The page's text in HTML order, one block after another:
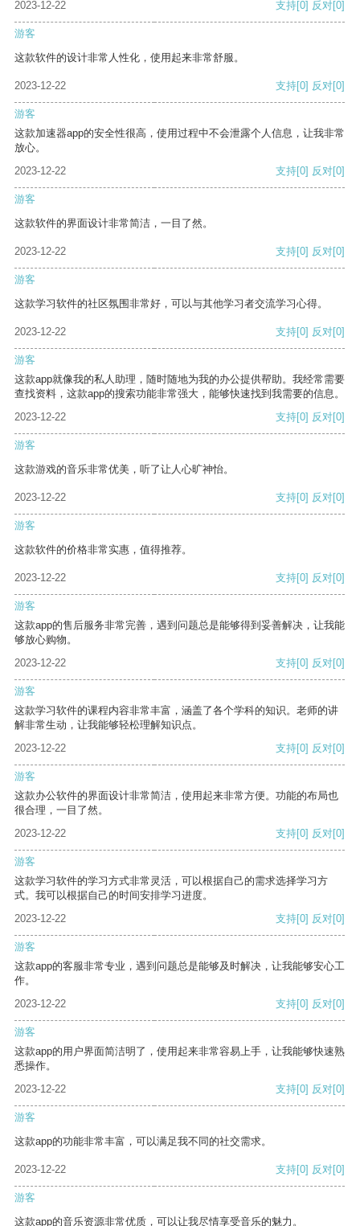
2023-12-22 支持[0] 反对[0]
游客
这款软件的设计非常人性化，使用起来非常舒服。
2023-12-22 支持[0] 反对[0]
游客
这款加速器app的安全性很高，使用过程中不会泄露个人信息，让我非常
放心。
2023-12-22
支持[0] 反对[0]
游客
这款软件的界面设计非常简洁，一目了然。
2023-12-22 支持[0] 反对[0]
游客
这款学习软件的社区氛围非常好，可以与其他学习者交流学习心得。
2023-12-22 支持[0] 反对[0]
游客
这款app就像我的私人助理，随时随地为我的办公提供帮助。我经常需要
查找资料，这款app的搜索功能非常强大，能够快速找到我需要的信息。
2023-12-22
支持[0] 反对[0]
游客
这款游戏的音乐非常优美，听了让人心旷神怡。
2023-12-22 支持[0] 反对[0]
游客
这款软件的价格非常实惠，值得推荐。
2023-12-22 支持[0] 反对[0]
游客
这款app的售后服务非常完善，遇到问题总是能够得到妥善解决，让我能
够放心购物。
2023-12-22
支持[0] 反对[0]
游客
这款学习软件的课程内容非常丰富，涵盖了各个学科的知识。老师的讲
解非常生动，让我能够轻松理解知识点。
2023-12-22
支持[0] 反对[0]
游客
这款办公软件的界面设计非常简洁，使用起来非常方便。功能的布局也
很合理，一目了然。
2023-12-22
支持[0] 反对[0]
游客
这款学习软件的学习方式非常灵活，可以根据自己的需求选择学习方
式。我可以根据自己的时间安排学习进度。
2023-12-22
支持[0] 反对[0]
游客
这款app的客服非常专业，遇到问题总是能够及时解决，让我能够安心工
作。
2023-12-22
支持[0] 反对[0]
游客
这款app的用户界面简洁明了，使用起来非常容易上手，让我能够快速熟
悉操作。
2023-12-22
支持[0] 反对[0]
游客
这款app的功能非常丰富，可以满足我不同的社交需求。
2023-12-22 支持[0] 反对[0]
游客
这款app的音乐资源非常优质，可以让我尽情享受音乐的魅力。